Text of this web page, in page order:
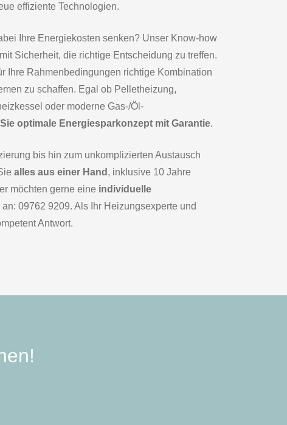
effiziente Technologien.
Ihre Energiekosten senken? Unser Know-how
Sicherheit, die richtige Entscheidung zu treffen.
Ihre Rahmenbedingungen richtige Kombination
zu schaffen. Egal ob Pelletheizung,
oder moderne Gas-/Öl-
optimale Energiesparkonzept mit Garantie.
bis hin zum unkomplizierten Austausch
alles aus einer Hand , inklusive 10 Jahre
möchten gerne eine individuelle
09762 9209. Als Ihr Heizungsexperte und
Antwort.